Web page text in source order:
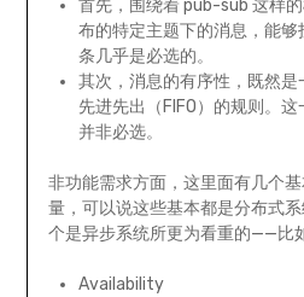
首先，围绕着 pub-sub 这样
布的特定主题下的消息，能
条几乎是必选的。
其次，消息的有序性，既然
先进先出（FIFO）的规则。
并非必选。
非功能需求方面，这里面有几个
量，可以说这些基本都是分布式
个是异步系统所更为看重的——比
Availability